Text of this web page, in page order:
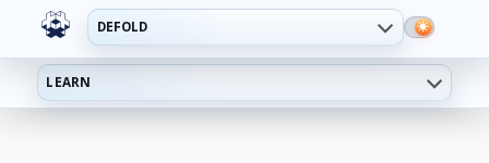
DEFOLD
LEARN